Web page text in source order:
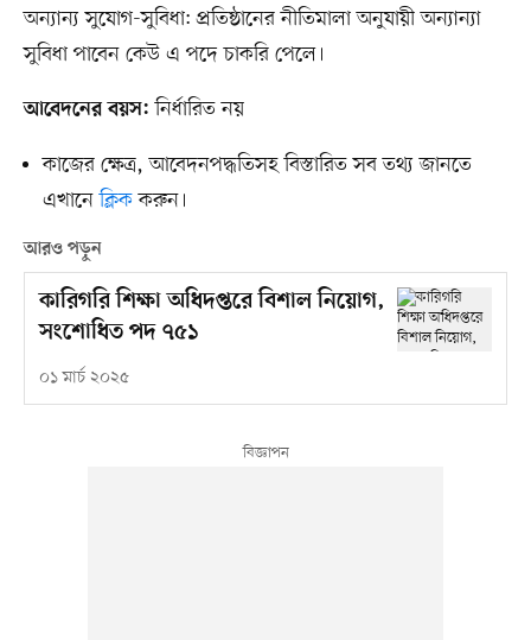
অন্যান্য সুযোগ-সুবিধা: প্রতিষ্ঠানের নীতিমালা অনুযায়ী অন্যান্যা
সুবিধা পাবেন কেউ এ পদে চাকরি পেলে।
আবেদনের বয়স: নির্ধারিত নয়
কাজের ক্ষেত্র, আবেদনপদ্ধতিসহ বিস্তারিত সব তথ্য জানতে
এখানেক্লিককরুন।
আরও পড়ুন
কারিগরি শিক্ষা অধিদপ্তরে বিশাল নিয়োগ,
সংশোধিত পদ ৭৫১
০১ মার্চ ২০২৫